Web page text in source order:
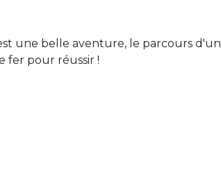
une belle aventure, le parcours d'un
fer pour réussir !